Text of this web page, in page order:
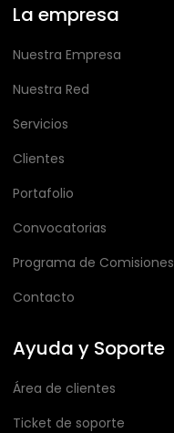
La empresa
Nuestra Empresa
Nuestra Red
Servicios
Clientes
Portafolio
Convocatorias
Programa de Comisiones
Contacto
Ayuda y Soporte
Área de clientes
Ticket de soporte